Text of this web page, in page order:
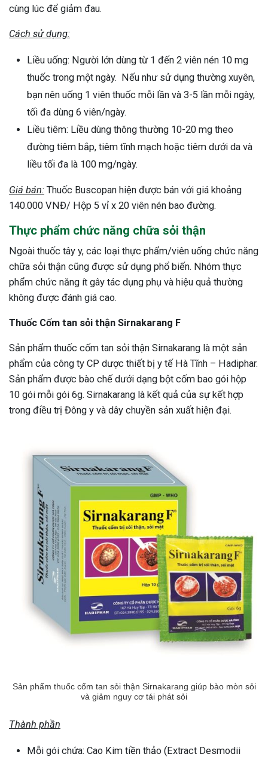
cùng lúc để giảm đau.
Cách sử dụng:
Liều uống: Người lớn dùng từ 1 đến 2 viên nén 10 mg
thuốc trong một ngày. Nếu như sử dụng thường xuyên,
bạn nên uống 1 viên thuốc mỗi lần và 3-5 lần mỗi ngày,
tối đa dùng 6 viên/ngày.
Liều tiêm: Liều dùng thông thường 10-20 mg theo
đường tiêm bắp, tiêm tĩnh mạch hoặc tiêm dưới da và
liều tối đa là 100 mg/ngày.
Giá bán: Thuốc Buscopan hiện được bán với giá khoảng
140.000 VNĐ/ Hộp 5 vỉ x 20 viên nén bao đường.
Thực phẩm chức năng chữa sỏi thận
Ngoài thuốc tây y, các loại thực phẩm/viên uống chức năng
chữa sỏi thận cũng được sử dụng phổ biến. Nhóm thực
phẩm chức năng ít gây tác dụng phụ và hiệu quả thường
không được đánh giá cao.
Thuốc Cốm tan sỏi thận Sirnakarang F
Sản phẩm thuốc cốm tan sỏi thận Sirnakarang là một sản
phẩm của công ty CP dược thiết bị y tế Hà Tĩnh – Hadiphar.
Sản phẩm được bào chế dưới dạng bột cốm bao gói hộp
10 gói mỗi gói 6g. Sirnakarang là kết quả của sự kết hợp
trong điều trị Đông y và dây chuyền sản xuất hiện đại.
Sản phẩm thuốc cốm tan sỏi thận Sirnakarang giúp bào mòn sỏi
và giảm nguy cơ tái phát sỏi
Thành phần
Mỗi gói chứa: Cao Kim tiền thảo (Extract Desmodii